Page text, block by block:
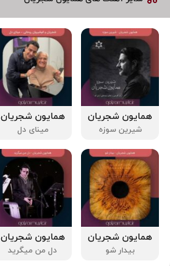
همایون شجریان
شیرین سوزه
همایون شجریان
مینای دل
همایون شجریان
بیدار شو
همایون شجریان
دل من میگرید